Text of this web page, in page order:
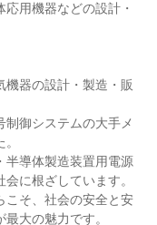
用機器などの設計・
器の設計・製造・販
御システムの大手メ
半導体製造装置用電源
に根ざしています。
こそ、社会の安全と安
大の魅力です。